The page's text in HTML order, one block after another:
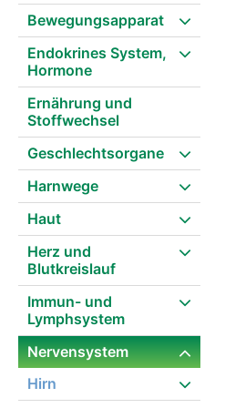
Bewegungsapparat
Endokrines System,
Hormone
Ernährung und
Stoffwechsel
Geschlechtsorgane
Harnwege
Haut
Herz und
Blutkreislauf
Immun- und
Lymphsystem
Nervensystem
Hirn